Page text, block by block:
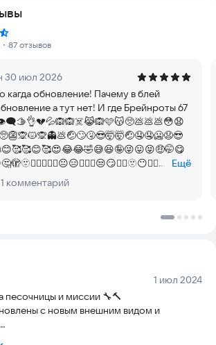
Theft Wars:
исследуете большой и
и непредсказуемое.
свобода действий: В Dude Theft Wars
свобода выбора — вы можете выполнять
искать приключения на свою голову или
исследуя город.
транспортных средств: От
до вертолетов, самолетов и
и использования, как в битвах с
так и против случайных персонажей в
Создайте или присоединитесь к
с друзьями стать одним из самых
・87 отзывов
30 июл 2026
а тут нет! И где Брейнроты 67
Ещё
1 комментарий
Дата:
1 июл 2024
песочницы и миссии 🔧🔨
с новым внешним видом и